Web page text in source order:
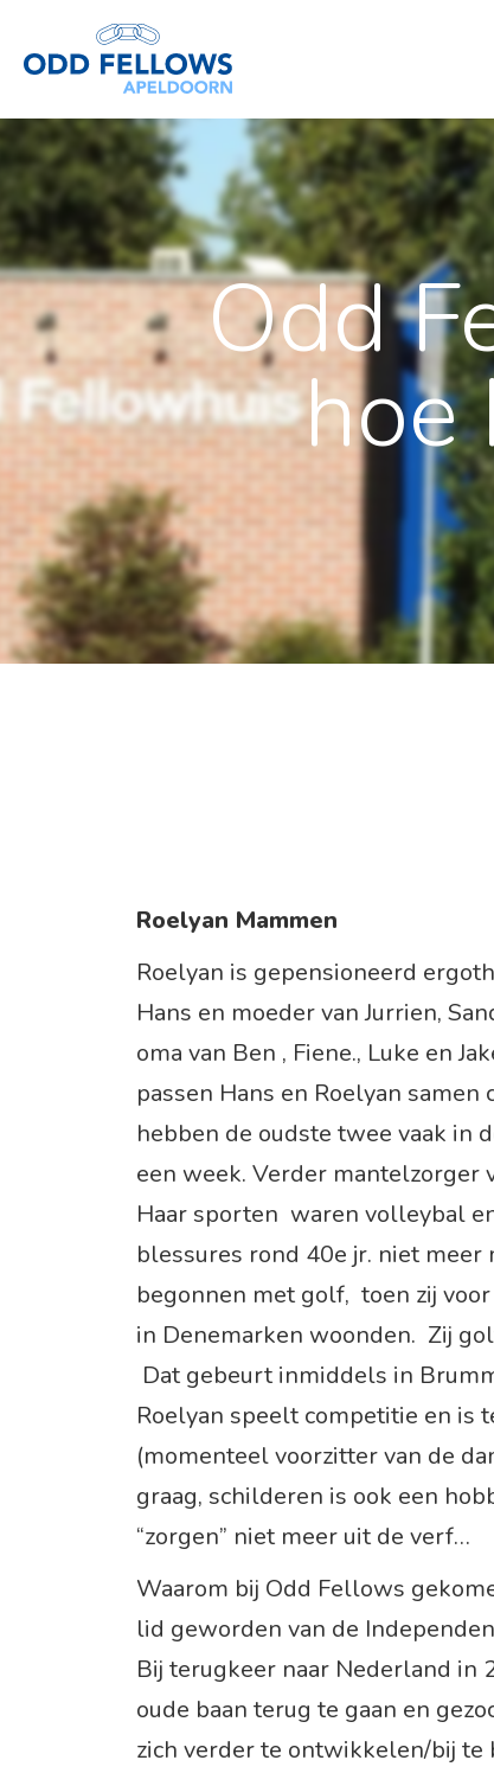
Odd
hoe
Roelyan Mammen
Roelyan is gepensioneerd
Hans en moeder van Jurrien,
oma van Ben , Fiene., Luke en
passen Hans en Roelyan
hebben de oudste twee vaak in
een week. Verder mantelzorger
Haar sporten waren volleybal
blessures rond 40e jr. niet
begonnen met golf, toen zij
in Denemarken woonden. Zij
Dat gebeurt inmiddels in
Roelyan speelt competitie en is
(momenteel voorzitter van de
graag, schilderen is ook een
“zorgen” niet meer uit de verf…
Waarom bij Odd Fellows
lid geworden van de
Bij terugkeer naar Nederland in
oude baan terug te gaan en
zich verder te ontwikkelen/bij te